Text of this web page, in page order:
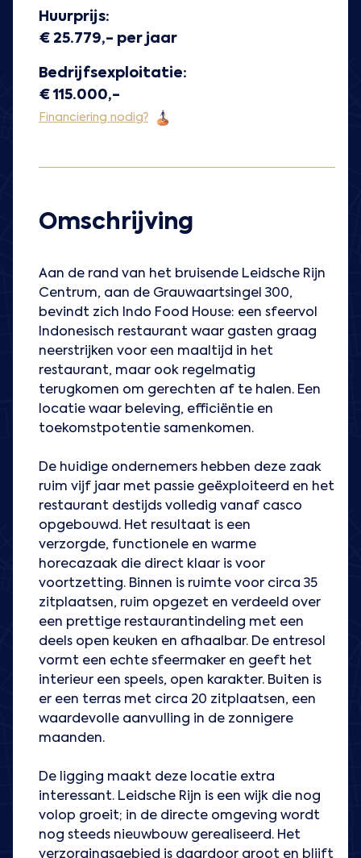
Huurprijs:
€ 25.779,- per jaar
Bedrijfsexploitatie:
€ 115.000,-
Financiering nodig?
Omschrijving
Aan de rand van het bruisende Leidsche Rijn
Centrum, aan de Grauwaartsingel 300,
bevindt zich Indo Food House: een sfeervol
Indonesisch restaurant waar gasten graag
neerstrijken voor een maaltijd in het
restaurant, maar ook regelmatig
terugkomen om gerechten af te halen. Een
locatie waar beleving, efficiëntie en
toekomstpotentie samenkomen.
De huidige ondernemers hebben deze zaak
ruim vijf jaar met passie geëxploiteerd en het
restaurant destijds volledig vanaf casco
opgebouwd. Het resultaat is een
verzorgde, functionele en warme
horecazaak die direct klaar is voor
voortzetting. Binnen is ruimte voor circa 35
zitplaatsen, ruim opgezet en verdeeld over
een prettige restaurantindeling met een
deels open keuken en afhaalbar. De entresol
vormt een echte sfeermaker en geeft het
interieur een speels, open karakter. Buiten is
er een terras met circa 20 zitplaatsen, een
waardevolle aanvulling in de zonnigere
maanden.
De ligging maakt deze locatie extra
interessant. Leidsche Rijn is een wijk die nog
volop groeit; in de directe omgeving wordt
nog steeds nieuwbouw gerealiseerd. Het
verzorgingsgebied is daardoor groot en blijft